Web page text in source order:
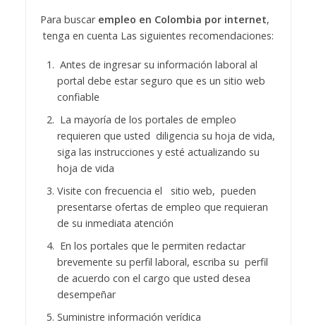
Para buscar empleo en Colombia por internet,
tenga en cuenta Las siguientes recomendaciones:
Antes de ingresar su información laboral al
portal debe estar seguro que es un sitio web
confiable
La mayoría de los portales de empleo
requieren que usted diligencia su hoja de vida,
siga las instrucciones y esté actualizando su
hoja de vida
Visite con frecuencia el sitio web, pueden
presentarse ofertas de empleo que requieran
de su inmediata atención
En los portales que le permiten redactar
brevemente su perfil laboral, escriba su perfil
de acuerdo con el cargo que usted desea
desempeñar
Suministre información verídica